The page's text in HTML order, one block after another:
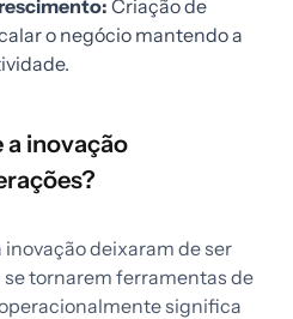
Criação de
o negócio mantendo a
a inovação
inovação deixaram de ser
tornarem ferramentas de
significa